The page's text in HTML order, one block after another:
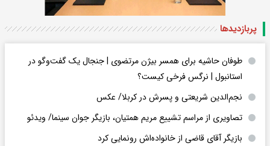
پربازدید‌ها
طوفان حاشیه برای همسر بیژن مرتضوی | جنجال یک گفت‌وگو در
استانبول | نرگس فرخی کیست؟
نجم‌الدین شریعتی و پسرش در کربلا/ عکس
تصاویری از مراسم تشییع مریم همتیان، بازیگر جوان سینما/ ویدئو
بازیگر آقای قاضی از خانواده‌اش رونمایی کرد